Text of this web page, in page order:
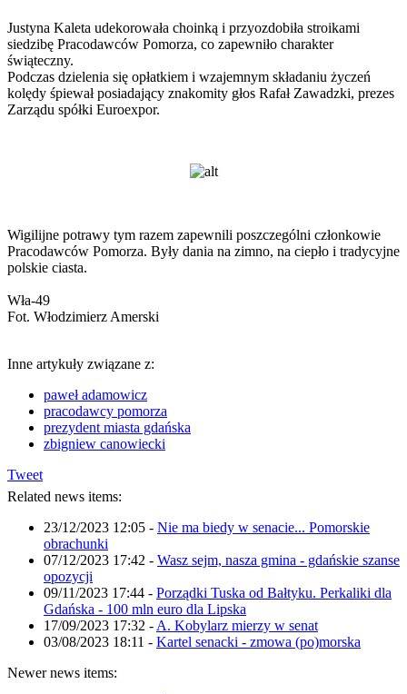
Justyna Kaleta udekorowała choinką i przyozdobiła stroikami
siedzibę Pracodawców Pomorza, co zapewniło charakter
świąteczny.
Podczas dzielenia się opłatkiem i wzajemnym składaniu życzeń
kolędy śpiewał posiadający znakomity głos Rafał Zawadzki, prezes
Zarządu spółki Euroexpor.
Wigilijne potrawy tym razem zapewnili poszczególni członkowie
Pracodawców Pomorza. Były dania na zimno, na ciepło i tradycyjne
polskie ciasta.
Wła-49
Fot. Włodzimierz Amerski
Inne artykuły związane z:
paweł adamowicz
pracodawcy pomorza
prezydent miasta gdańska
zbigniew canowiecki
Tweet
Related news items:
23/12/2023 12:05 - Nie ma biedy w senacie... Pomorskie
obrachunki
07/12/2023 17:42 - Wasz sejm, nasza gmina - gdańskie szanse
opozycji
09/11/2023 17:44 - Porządki Tuska od Bałtyku. Perkaliki dla
Gdańska - 100 mln euro dla Lipska
17/09/2023 17:32 - A. Kobylarz mierzy w senat
03/08/2023 18:11 - Kartel senacki - zmowa (po)morska
Newer news items: